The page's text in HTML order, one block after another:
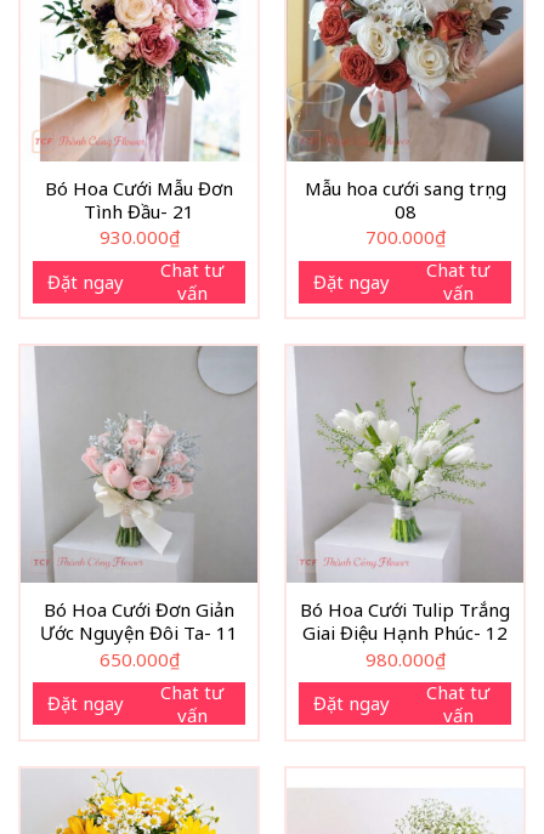
Bó Hoa Cưới Mẫu Đơn
Tình Đầu- 21
930.000₫
Đặt ngay
Chat tư
vấn
Mẫu hoa cưới sang trọng
08
700.000₫
Đặt ngay
Chat tư
vấn
Bó Hoa Cưới Đơn Giản
Ước Nguyện Đôi Ta- 11
650.000₫
Đặt ngay
Chat tư
vấn
Bó Hoa Cưới Tulip Trắng
Giai Điệu Hạnh Phúc- 12
980.000₫
Đặt ngay
Chat tư
vấn